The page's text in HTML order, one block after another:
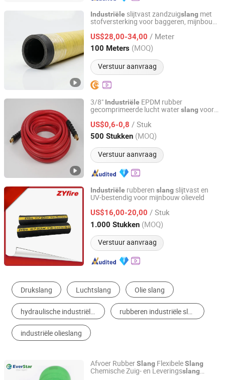
Industriële slijtvast zandzuigslang met
stofversterking voor baggeren, mijnbouw
US$28,00-34,00 / Meter
100 Meters (MOQ)
Verstuur aanvraag
Shaoxing J&A Technology Co., Ltd.
Zhejiang, China Sinds 2026
3/8" Industriële EPDM rubber
gecomprimeerde lucht waterslangvoor
US$0,6-0,8 / Stuk
500 Stukken (MOQ)
Verstuur aanvraag
Zhejiang Hanguang New Material Co., Ltd.
Zhejiang, China Sinds 2006
Industriële rubberen slangslijtvast en
UV-bestendig voor mijnbouw olieveld
US$16,00-20,00 / Stuk
1.000 Stukken (MOQ)
Verstuur aanvraag
Anhui United Pipeline Co., Ltd.
Anhui, China Sinds 2025
Rubber Buis, Pijp & Slang
Plastic Pijp & Buis Metalen slang
Silicone & Siliconeproducten
Afvoer RubberSlang FlexibeleSlang
Chemische Zuig- en Leveringsslang
Qingdao Everstar Rubber Co., Ltd